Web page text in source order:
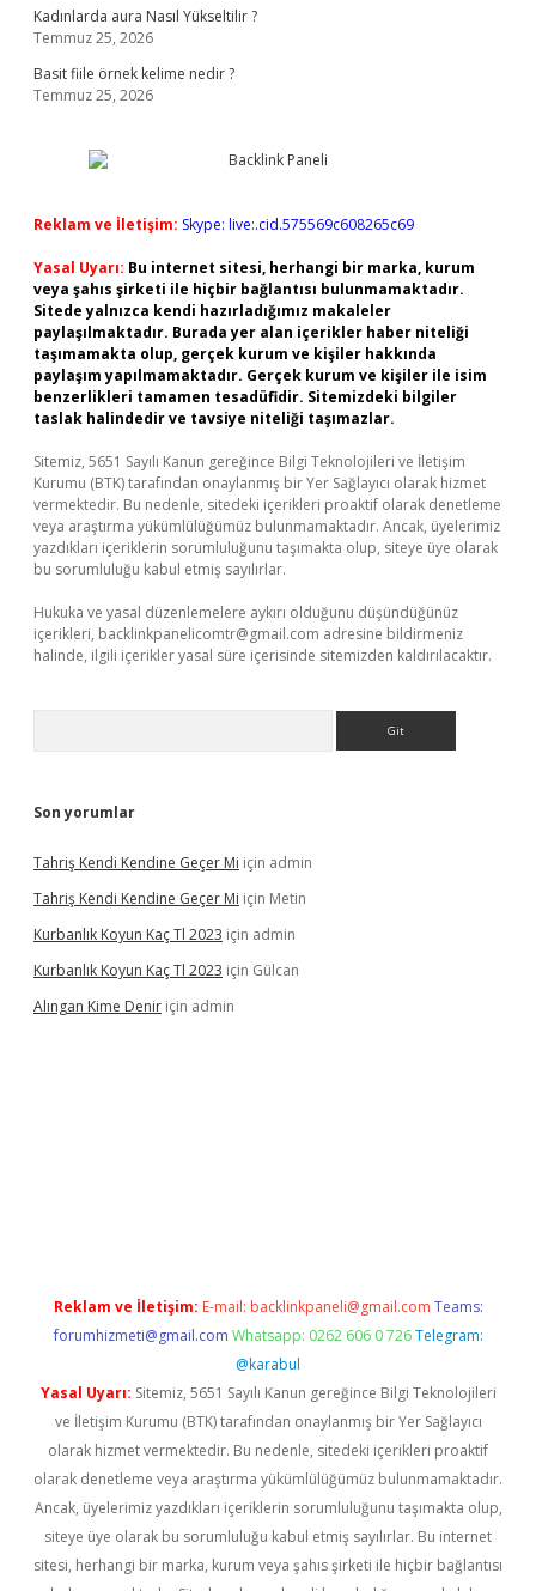
Kadınlarda aura Nasıl Yükseltilir ?
Temmuz 25, 2026
Basit fiile örnek kelime nedir ?
Temmuz 25, 2026
Reklam ve İletişim: Skype: live:.cid.575569c608265c69
Yasal Uyarı: Bu internet sitesi, herhangi bir marka, kurum
veya şahıs şirketi ile hiçbir bağlantısı bulunmamaktadır.
Sitede yalnızca kendi hazırladığımız makaleler
paylaşılmaktadır. Burada yer alan içerikler haber niteliği
taşımamakta olup, gerçek kurum ve kişiler hakkında
paylaşım yapılmamaktadır. Gerçek kurum ve kişiler ile isim
benzerlikleri tamamen tesadüfidir. Sitemizdeki bilgiler
taslak halindedir ve tavsiye niteliği taşımazlar.
Sitemiz, 5651 Sayılı Kanun gereğince Bilgi Teknolojileri ve İletişim
Kurumu (BTK) tarafından onaylanmış bir Yer Sağlayıcı olarak hizmet
vermektedir. Bu nedenle, sitedeki içerikleri proaktif olarak denetleme
veya araştırma yükümlülüğümüz bulunmamaktadır. Ancak, üyelerimiz
yazdıkları içeriklerin sorumluluğunu taşımakta olup, siteye üye olarak
bu sorumluluğu kabul etmiş sayılırlar.
Hukuka ve yasal düzenlemelere aykırı olduğunu düşündüğünüz
içerikleri, backlinkpanelicomtr@gmail.com adresine bildirmeniz
halinde, ilgili içerikler yasal süre içerisinde sitemizden kaldırılacaktır.
Son yorumlar
Tahriş Kendi Kendine Geçer Mi için admin
Tahriş Kendi Kendine Geçer Mi için Metin
Kurbanlık Koyun Kaç Tl 2023 için admin
Kurbanlık Koyun Kaç Tl 2023 için Gülcan
Alıngan Kime Denir için admin
Reklam ve İletişim: E-mail: backlinkpaneli@gmail.com Teams:
forumhizmeti@gmail.com Whatsapp: 0262 606 0 726 Telegram:
@karabul
Yasal Uyarı: Sitemiz, 5651 Sayılı Kanun gereğince Bilgi Teknolojileri
ve İletişim Kurumu (BTK) tarafından onaylanmış bir Yer Sağlayıcı
olarak hizmet vermektedir. Bu nedenle, sitedeki içerikleri proaktif
olarak denetleme veya araştırma yükümlülüğümüz bulunmamaktadır.
Ancak, üyelerimiz yazdıkları içeriklerin sorumluluğunu taşımakta olup,
siteye üye olarak bu sorumluluğu kabul etmiş sayılırlar. Bu internet
sitesi, herhangi bir marka, kurum veya şahıs şirketi ile hiçbir bağlantısı